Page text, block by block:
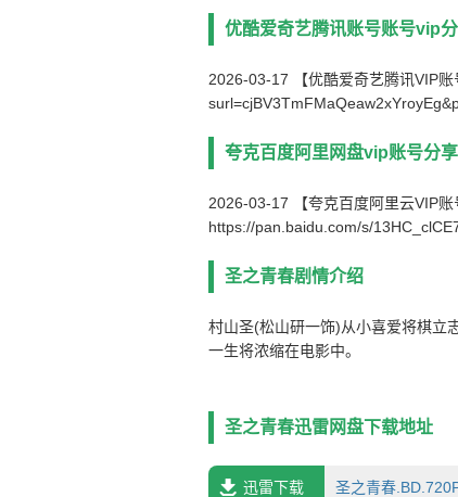
优酷爱奇艺腾讯账号账号vip
2026-03-17 【优酷爱奇艺腾讯VIP
夸克百度阿里网盘vip账号分享
2026-03-17 【夸克百度阿里云VIP账
https://pan.baidu.com/s/
圣之青春剧情介绍
村山圣(松山研一饰)从小喜爱将棋立
一生将浓缩在电影中。
圣之青春迅雷网盘下载地址
迅雷下载 圣之青春